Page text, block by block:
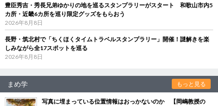
豊臣秀吉・秀長兄弟ゆかりの地を巡るスタンプラリーがスタート 和歌山市内5
カ所・近畿6カ所を巡り限定グッズをもらおう
2026年8月8日
長野・筑北村で「ちくほくタイムトラベルスタンプラリー」開催！謎解きを楽
しみながら全17スポットを巡る
2026年8月8日
まめ学 もっと見る
写真に埋まっている位置情報はおっかないのか 【岡嶋教授の